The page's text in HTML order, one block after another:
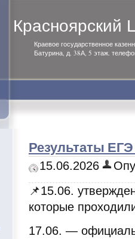
Красноярский
Краевое государственное
Батурина, д. 38А, 5 этаж.
Результаты
15.06.2026
📌15.06.
которые
17.06. —